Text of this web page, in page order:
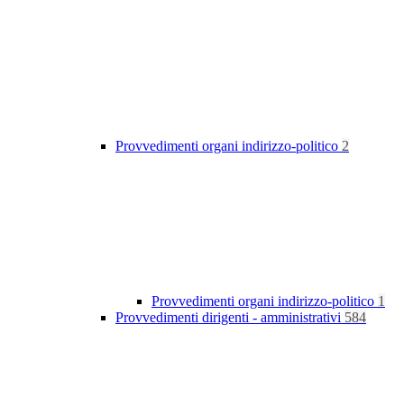
Provvedimenti organi indirizzo-politico 2
Provvedimenti organi indirizzo-politico 1
Provvedimenti dirigenti - amministrativi 584